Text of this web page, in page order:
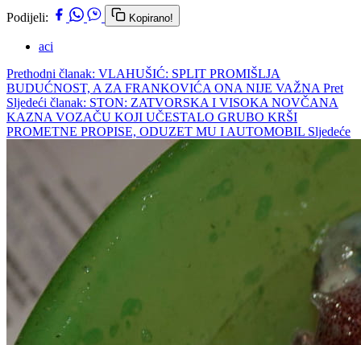
Podijeli: Kopirano!
aci
Prethodni članak: VLAHUŠIĆ: SPLIT PROMIŠLJA
BUDUĆNOST, A ZA FRANKOVIĆA ONA NIJE VAŽNA Pret
Sljedeći članak: STON: ZATVORSKA I VISOKA NOVČANA
KAZNA VOZAČU KOJI UČESTALO GRUBO KRŠI
PROMETNE PROPISE, ODUZET MU I AUTOMOBIL Sljedeće